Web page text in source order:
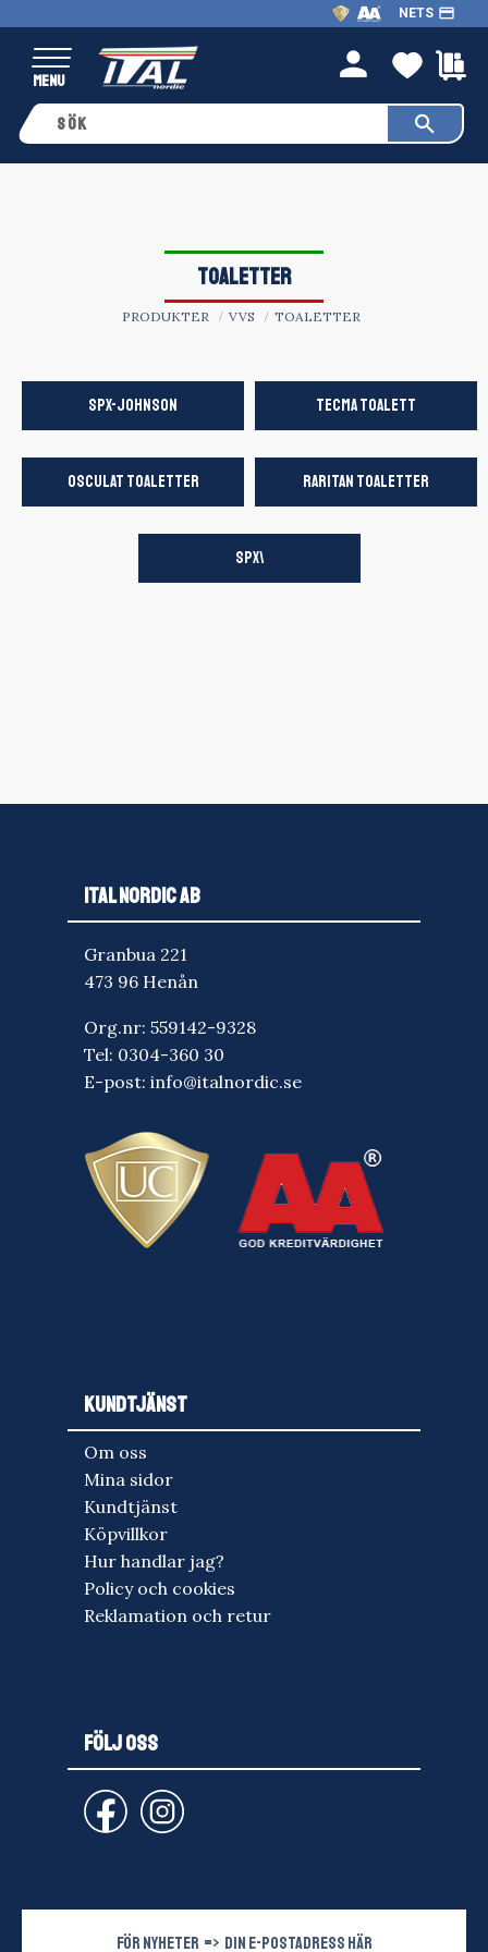
Meny
NETS payment
person
TOALETTER
PRODUKTER VVS TOALETTER
SPX-JOHNSON TECMA TOALETT
OSCULAT TOALETTER RARITAN TOALETTER
SPX\
ITAL NORDIC AB
Granbua 221
473 96 Henån
Org.nr: 559142-9328
Tel: 0304-360 30
E-post: info@italnordic.se
KUNDTJÄNST
Om oss
Mina sidor
Kundtjänst
Köpvillkor
Hur handlar jag?
Policy och cookies
Reklamation och retur
FÖLJ OSS